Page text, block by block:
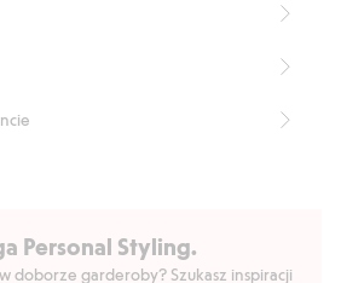
Personal Styling.
doborze garderoby? Szukasz inspiracji